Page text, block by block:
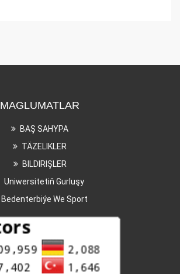
MAGLUMATLAR
BAŞ SAHYPA
TÄZELIKLER
BILDIRIŞLER
Uniwersitetiň Gurluşy
Bedenterbiýe We Sport